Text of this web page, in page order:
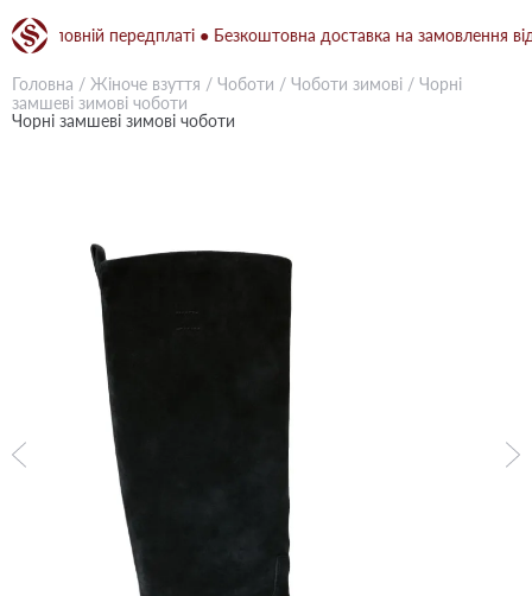
передплаті ● Безкоштовна доставка на замовлення від
Головна / Жіноче взуття / Чоботи / Чоботи зимові / Чорні
замшеві зимові чоботи
Чорні замшеві зимові чоботи